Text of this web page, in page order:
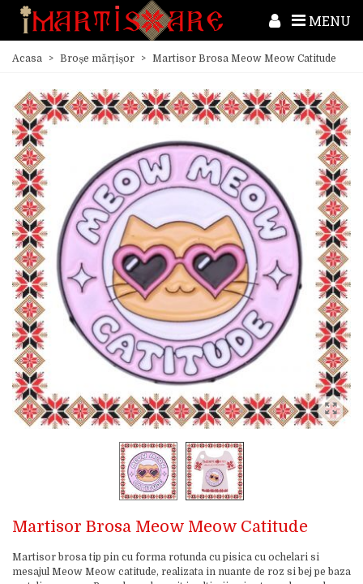
MENU
Acasa > Broșe mărțișor > Martisor Brosa Meow Meow Catitude
Martisor Brosa Meow Meow Catitude
Martisor brosa tip pin cu forma rotunda cu pisica cu ochelari si
mesajul Meow Meow catitude, realizata in nuante de roz si bej pe baza